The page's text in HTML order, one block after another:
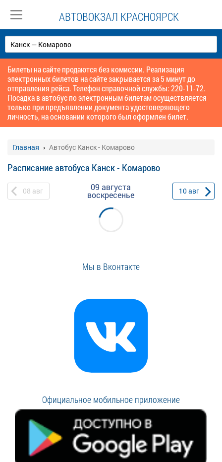
АВТОВОКЗАЛ КРАСНОЯРСК
Билеты на сайте продаются без комиссии. Реализация
электронных билетов на сайте закрывается за 5 минут до
отправления рейса. Телефон справочной службы: 220-11-72.
Посадка в автобус по электронным билетам осуществляется
только при предъявлении документа удостоверяющего
личность, на основании которого был оформлен билет.
Главная Автобус Канск - Комарово
Расписание автобуса Канск - Комарово
08 авг 09 августа
воскресенье 10авг
Мы в Вконтакте
Официальное мобильное приложение